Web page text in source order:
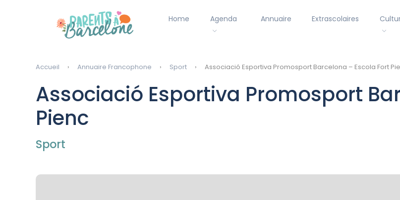
Home Agenda Annuaire Extrascolaires
Accueil Annuaire Francophone Sport Associació Esportiva Promosport Barcelona – Escola Fort
Associació Esportiva Promosport
Pienc
Sport